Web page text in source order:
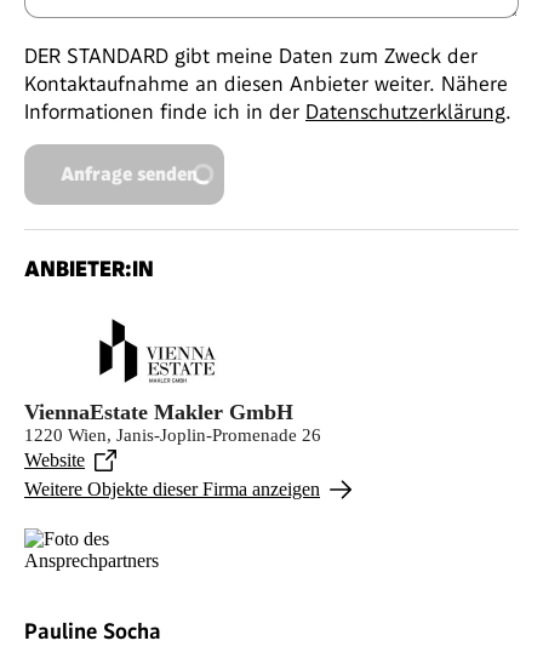
DER STANDARD gibt meine Daten zum Zweck der
Kontaktaufnahme an diesen Anbieter weiter. Nähere
Informationen finde ich in der Datenschutzerklärung.
Anfrage senden
ANBIETER:IN
ViennaEstate Makler GmbH
1220 Wien, Janis-Joplin-Promenade 26
Website
Weitere Objekte dieser Firma anzeigen
Pauline Socha